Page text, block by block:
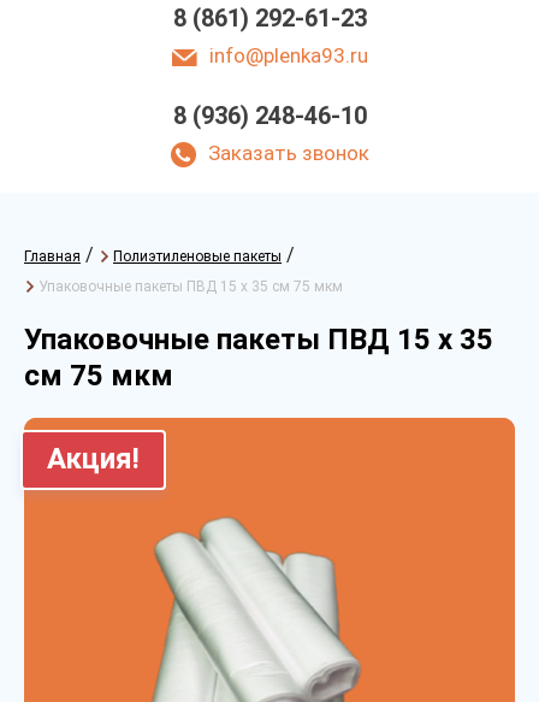
8 (861) 292-61-23
info@plenka93.ru
8 (936) 248-46-10
Заказать звонок
Главная / Полиэтиленовые пакеты /
Упаковочные пакеты ПВД 15 х 35 см 75 мкм
Упаковочные пакеты ПВД 15 х 35
см 75 мкм
Акция!